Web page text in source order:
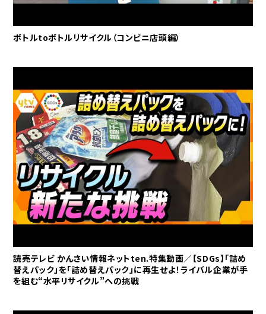
ボトルtoボトルリサイクル（コンビニ店頭編）
読売テレビ かんさい情報ネットten.特集動画／【SDGs】「詰め
替えパック」を「詰め替えパック」に再生せよ！ライバル企業が手
を組む“水平リサイクル”への挑戦